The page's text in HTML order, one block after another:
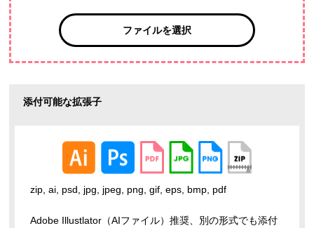
ファイルを選択
添付可能な拡張子
zip, ai, psd, jpg, jpeg, png, gif, eps, bmp, pdf
Adobe Illustlator（AIファイル）推奨、別の形式でも添付